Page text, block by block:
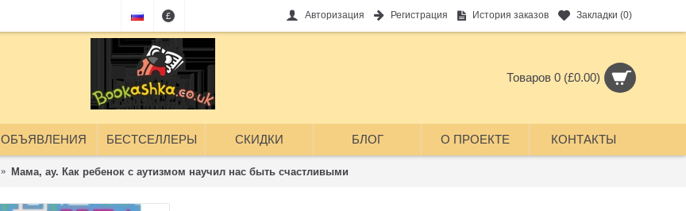
£ Авторизация Регистрация История заказов Закладки (0)
Товаров 0 (£0.00)
ОБЪЯВЛЕНИЯ БЕСТСЕЛЛЕРЫ СКИДКИ БЛОГ О ПРОЕКТЕ КОНТАКТЫ
Мама, ау. Как ребенок с аутизмом научил нас быть счастливыми